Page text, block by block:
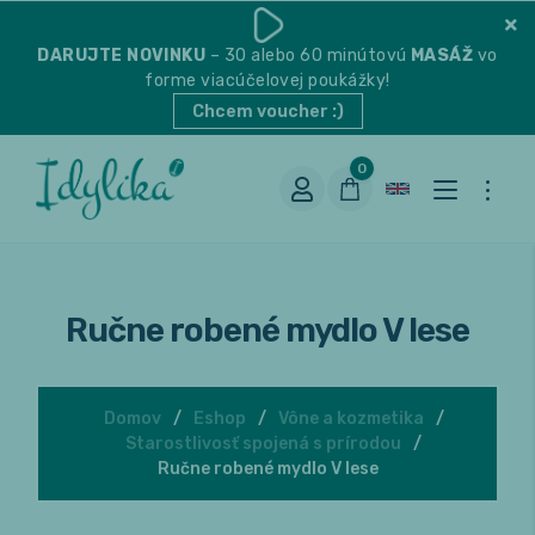
DARUJTE NOVINKU – 30 alebo 60 minútovú MASÁŽ vo
forme viacúčelovej poukážky!
Chcem voucher :)
Vhodná na espresso
0
Ručne robené mydlo V lese
Domov Eshop
Vône a kozmetika
Starostlivosť spojená s prírodou
Ručne robené mydlo V lese